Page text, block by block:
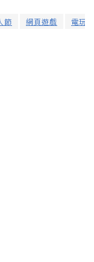
節 網頁遊戲 電玩